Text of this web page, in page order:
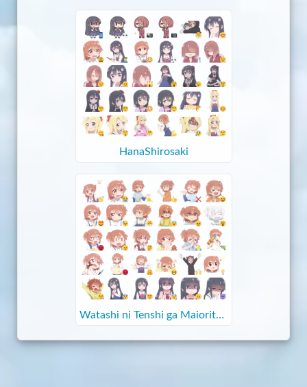
HanaShirosaki
Watashi ni Tenshi ga Maiorita -